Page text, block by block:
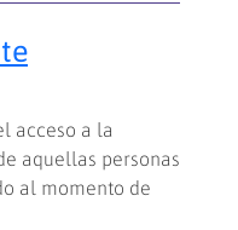
acceso a la
aquellas personas
al momento de